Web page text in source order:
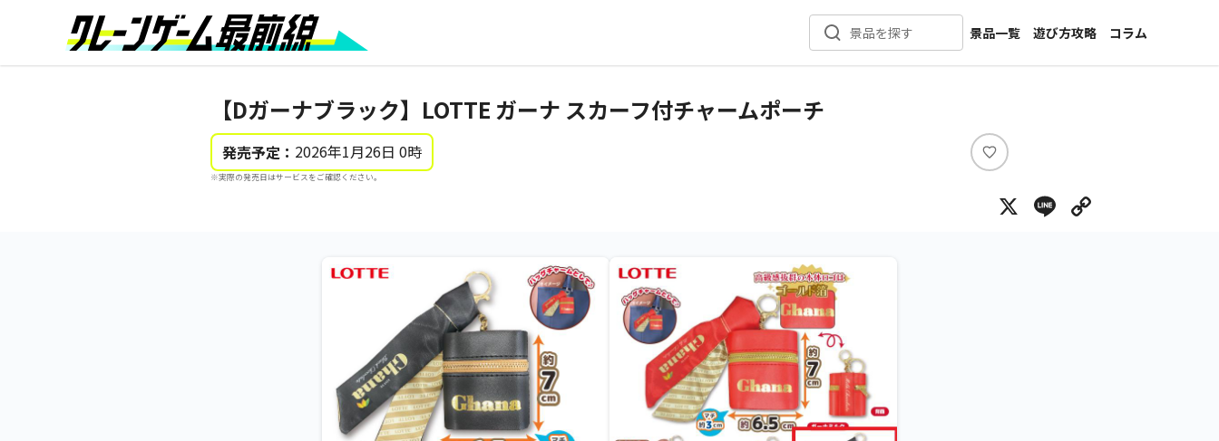
景品を探す
景品一覧
新着景品
メーカー一覧
遊び方攻略
コラム
インタビュー
【Dガーナブラック】LOTTE ガーナ スカーフ付チャームポーチ
発売予定： 2026年1月26日 0時
※実際の発売日はサービスをご確認ください。
い
ね
X Line